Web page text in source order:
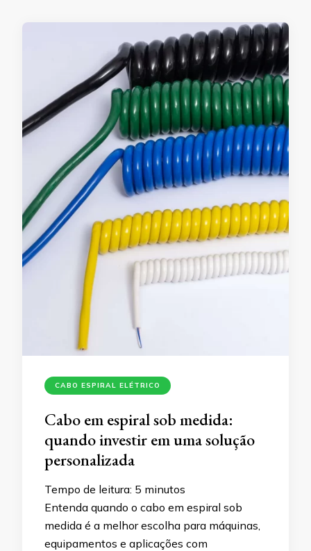
CABO ESPIRAL ELÉTRICO
Cabo em espiral sob medida:
quando investir em uma solução
personalizada
Tempo de leitura: 5 minutos
Entenda quando o cabo em espiral sob
medida é a melhor escolha para máquinas,
equipamentos e aplicações com